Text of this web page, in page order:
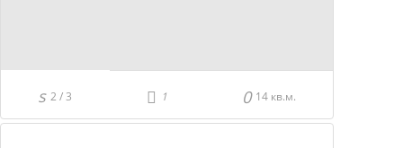
2 / 3 14 кв.м.